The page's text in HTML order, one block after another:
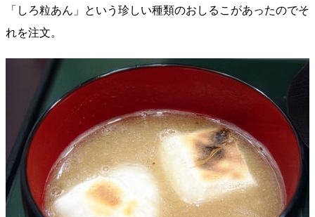
「しろ粒あん」という珍しい種類のおしるこがあったのでそ
れを注文。